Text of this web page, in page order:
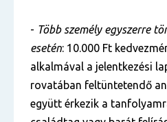
- Több személy egyszerre
esetén: 10.000 Ft
alkalmával a jelentkezési
rovatában feltüntetendő
együtt érkezik a